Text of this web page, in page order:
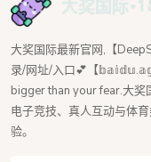
大奖国际最新官网,【
录/网址/入口💕【
bigger than your fear.大奖
电子竞技、真人互动与体
验。